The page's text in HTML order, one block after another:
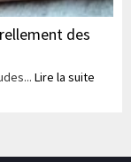
des
Lire la suite